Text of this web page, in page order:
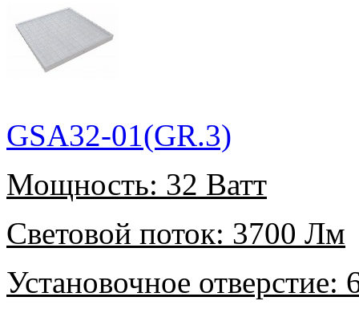
GSA32-01(GR.3)
Мощность: 32 Ватт
Световой поток: 3700 Лм
Установочное отверстие: